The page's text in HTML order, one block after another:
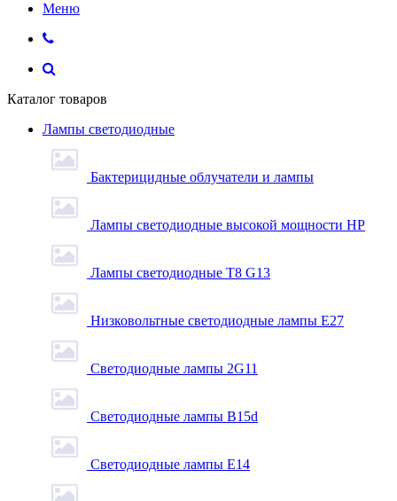
Меню
Каталог товаров
Лампы светодиодные
Бактерицидные облучатели и лампы
Лампы светодиодные высокой мощности HP
Лампы светодиодные Т8 G13
Низковольтные светодиодные лампы E27
Светодиодные лампы 2G11
Светодиодные лампы B15d
Светодиодные лампы E14